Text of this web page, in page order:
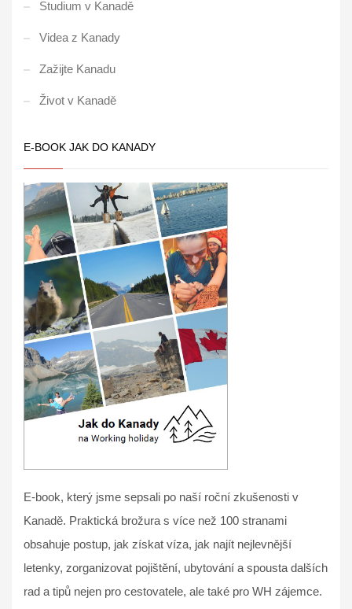
Studium v Kanadě
Videa z Kanady
Zažijte Kanadu
Život v Kanadě
E-BOOK JAK DO KANADY
E-book, který jsme sepsali po naší roční zkušenosti v
Kanadě. Praktická brožura s více než 100 stranami
obsahuje postup, jak získat víza, jak najít nejlevnější
letenky, zorganizovat pojištění, ubytování a spousta dalších
rad a tipů nejen pro cestovatele, ale také pro WH zájemce.